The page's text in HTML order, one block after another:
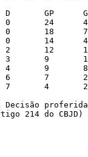
Decisão proferida
214 do CBJD)